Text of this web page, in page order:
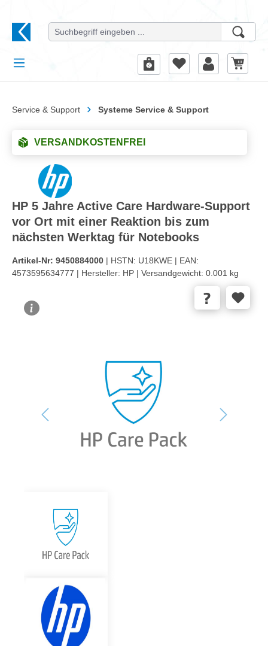
Service & Support Systeme Service & Support
VERSANDKOSTENFREI
HP 5 Jahre Active Care Hardware-Support
vor Ort mit einer Reaktion bis zum
nächsten Werktag für Notebooks
Artikel-Nr: 9450884000 | HSTN: U18KWE | EAN:
4573595634777 | Hersteller: HP | Versandgewicht: 0.001 kg